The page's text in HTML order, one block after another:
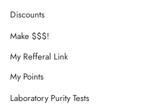
Discounts
Make $$$!
My Refferal Link
My Points
Laboratory Purity Tests